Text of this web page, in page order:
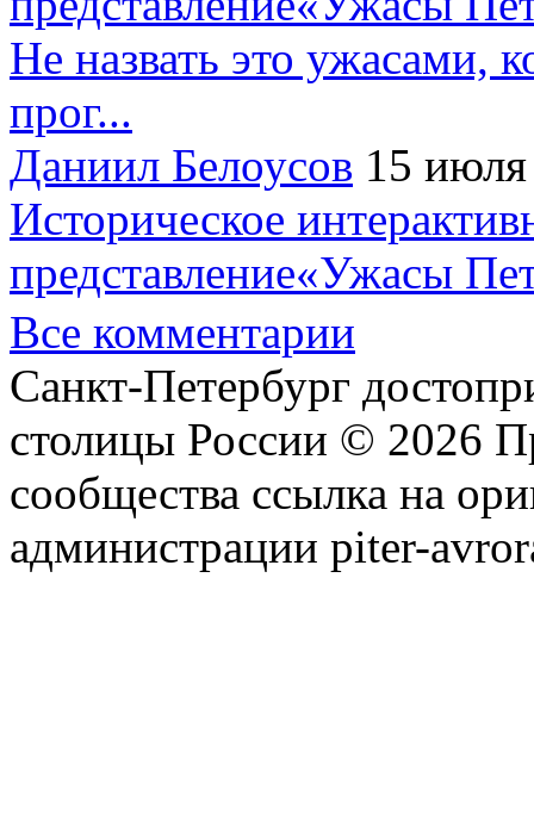
Не назвать это ужасами,
прог...
Даниил Белоусов 15
Историческое
представление«Ужасы
Все комментарии
Санкт-Петербург
столицы России © 2026
сообщества ссылка на
администрации piter-